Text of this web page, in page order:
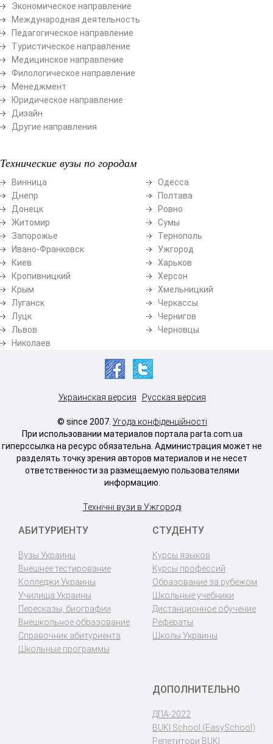
Экономическое направление
Международная деятельность
Педагогическое направление
Туристическое направление
Медицинское направление
Филологическое направление
Менеджмент
Юридическое направление
Дизайн
Другие направления
Технические вузы по городам
Винница
Днепр
Донецк
Житомир
Запорожье
Ивано-Франковск
Киев
Кропивницкий
Крым
Луганск
Луцк
Львов
Николаев
Одесса
Полтава
Ровно
Сумы
Тернополь
Ужгород
Харьков
Херсон
Хмельницкий
Черкассы
Чернигов
Черновцы
Украинская версия Русская версия
© since 2007. Угода конфіденційності
При использовании материалов портала parta.com.ua
гиперссылка на ресурс обязательна. Администрация может не
разделять точку зрения авторов материалов и не несет
ответственности за размещаемую пользователями
информацию.
Технічні вузи в Ужгороді
АБИТУРИЕНТУ
Вузы Украины
Внешнее тестирование
Колледжи Украины
Училища Украины
Пересказы, биографии
Внешкольное образование
Справочник абитуриента
Школьные программы
СТУДЕНТУ
Курсы языков
Курсы профессий
Образование за рубежом
Школьные учебники
Дистанционное обучение
Рефераты
Школы Украины
ДОПОЛНИТЕЛЬНО
ДПА-2022
BUKI School (EasySchool)
Репетитори BUKI